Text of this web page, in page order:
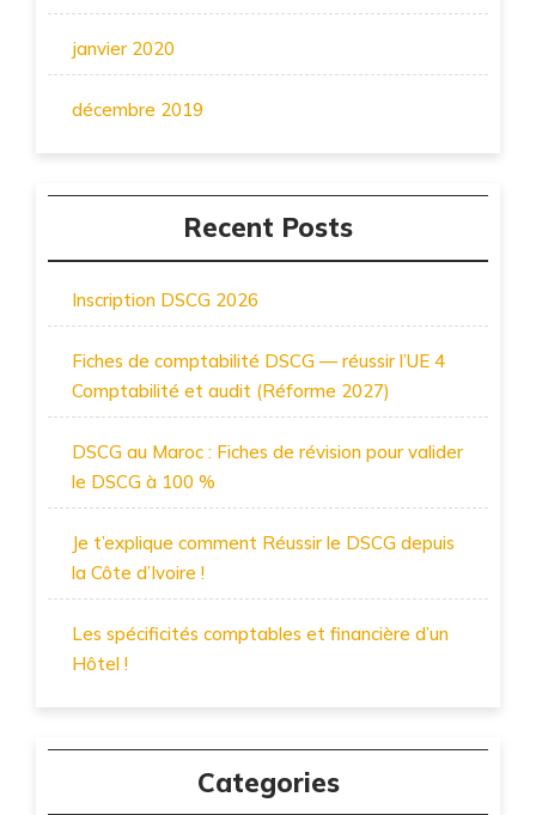
janvier 2020
décembre 2019
Recent Posts
Inscription DSCG 2026
Fiches de comptabilité DSCG — réussir l’UE 4
Comptabilité et audit (Réforme 2027)
DSCG au Maroc : Fiches de révision pour valider
le DSCG à 100 %
Je t’explique comment Réussir le DSCG depuis
la Côte d’Ivoire !
Les spécificités comptables et financière d’un
Hôtel !
Categories